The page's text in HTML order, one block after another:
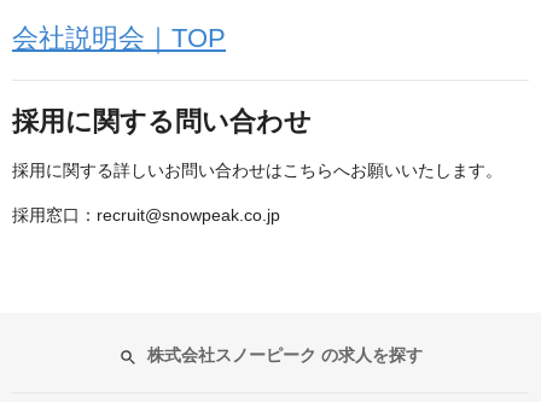
会社説明会｜TOP
採用に関する問い合わせ
採用に関する詳しいお問い合わせはこちらへお願いいたします。
採用窓口：recruit@snowpeak.co.jp
株式会社スノーピーク の求人を探す